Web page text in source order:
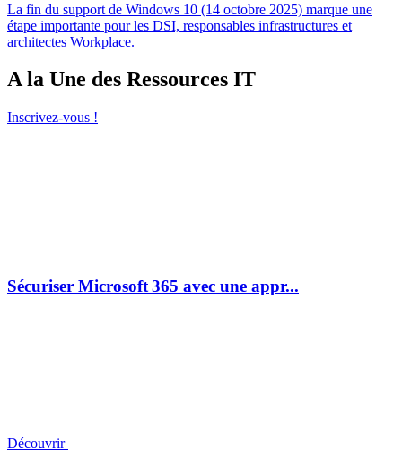
La fin du support de Windows 10 (14 octobre 2025) marque une
étape importante pour les DSI, responsables infrastructures et
architectes Workplace.
A la Une des Ressources IT
Inscrivez-vous !
Sécuriser Microsoft 365 avec une appr...
Découvrir